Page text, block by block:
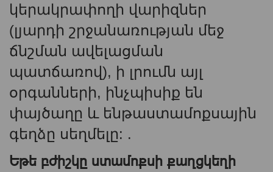
կերակրափողի վարիզներ
(լյարդի շրջանառության մեջ
ճնշման ավելացման
պատճառով), ի լրումն այլ
օրգանների, ինչպիսիք են
փայծաղը և ենթաստամոքսային
գեղձը սեղմելը: .
Եթե ​​բժիշկը ստամոքսի քաղցկեղի